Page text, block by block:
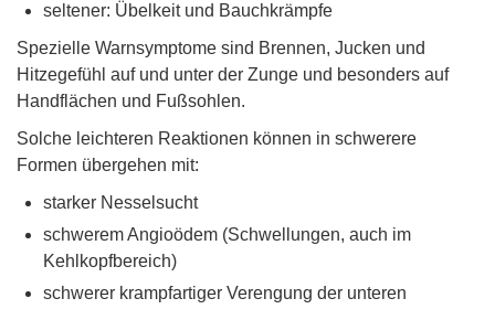
seltener: Übelkeit und Bauchkrämpfe
Spezielle Warnsymptome sind Brennen, Jucken und
Hitzegefühl auf und unter der Zunge und besonders auf
Handflächen und Fußsohlen.
Solche leichteren Reaktionen können in schwerere
Formen übergehen mit:
starker Nesselsucht
schwerem Angioödem (Schwellungen, auch im
Kehlkopfbereich)
schwerer krampfartiger Verengung der unteren